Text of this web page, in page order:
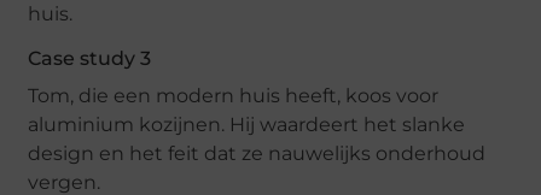
huis.
Case study 3
Tom, die een modern huis heeft, koos voor
aluminium kozijnen. Hij waardeert het slanke
design en het feit dat ze nauwelijks onderhoud
vergen.